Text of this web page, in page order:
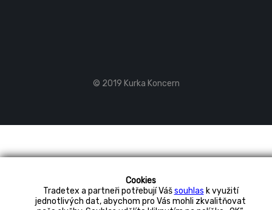
Cookies
Tradetex a partneři potřebují Vášsouhlas k využití
jednotlivých dat, abychom pro Vás mohli zkvalitňovat
© 2019 Kurka Koncern